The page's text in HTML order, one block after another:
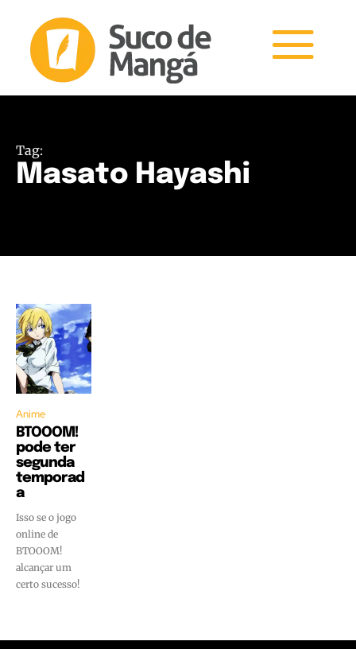
Tag:
Masato Hayashi
Anime
BTOOOM!
pode ter
segunda
temporad
a
Isso se o jogo
online de
BTOOOM!
alcançar um
certo sucesso!